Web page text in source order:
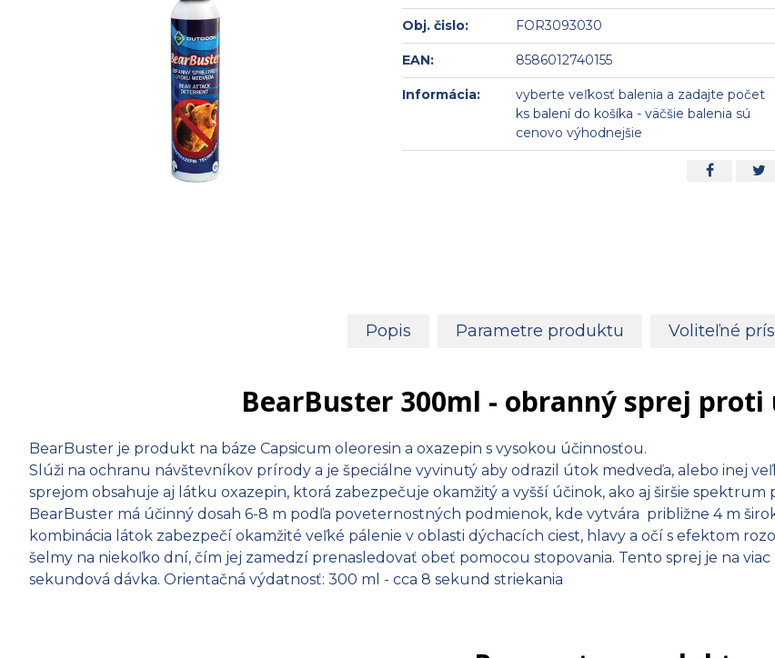
Obj. čislo: FOR3093030
EAN: 8586012740155
Informácia:
vyberte veľkosť balenia a zadajte počet
ks balení do košíka - väčšie balenia sú
cenovo výhodnejšie
Popis Parametre produktu Voliteľné
BearBuster 300ml - obranný sprej
BearBuster je produkt na báze Capsicum oleoresin a oxazepin s vysokou účinnosťou.
Slúži na ochranu návštevníkov prírody a je špeciálne vyvinutý aby odrazil útok medveďa, alebo inej
sprejom obsahuje aj látku oxazepin, ktorá zabezpečuje okamžitý a vyšší účinok, ako aj širšie
BearBuster má účinný dosah 6-8 m podľa poveternostných podmienok, kde vytvára približne 4 m
kombinácia látok zabezpečí okamžité veľké pálenie v oblasti dýchacích ciest, hlavy a očí s efektom
šelmy na niekoľko dní, čím jej zamedzí prenasledovať obeť pomocou stopovania. Tento sprej je na
sekundová dávka. Orientačná výdatnosť: 300 ml - cca 8 sekund striekania